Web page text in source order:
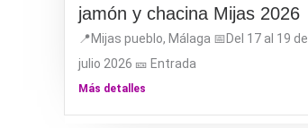
jamón y chacina Mijas 2026
📍Mijas pueblo, Málaga 📅Del 17 al 19 de
julio 2026 🎫 Entrada
Más detalles